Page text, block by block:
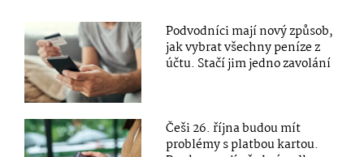
Podvodníci mají nový způsob,
jak vybrat všechny peníze z
účtu. Stačí jim jedno zavolání
Češi 26. října budou mít
problémy s platbou kartou.